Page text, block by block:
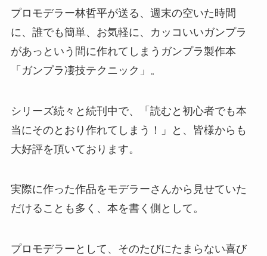
プロモデラー林哲平が送る、週末の空いた時間
に、誰でも簡単、お気軽に、カッコいいガンプラ
があっという間に作れてしまうガンプラ製作本
「ガンプラ凄技テクニック」。
シリーズ続々と続刊中で、「読むと初心者でも本
当にそのとおり作れてしまう！」と、皆様からも
大好評を頂いております。
実際に作った作品をモデラーさんから見せていた
だけることも多く、本を書く側として。
プロモデラーとして、そのたびにたまらない喜び